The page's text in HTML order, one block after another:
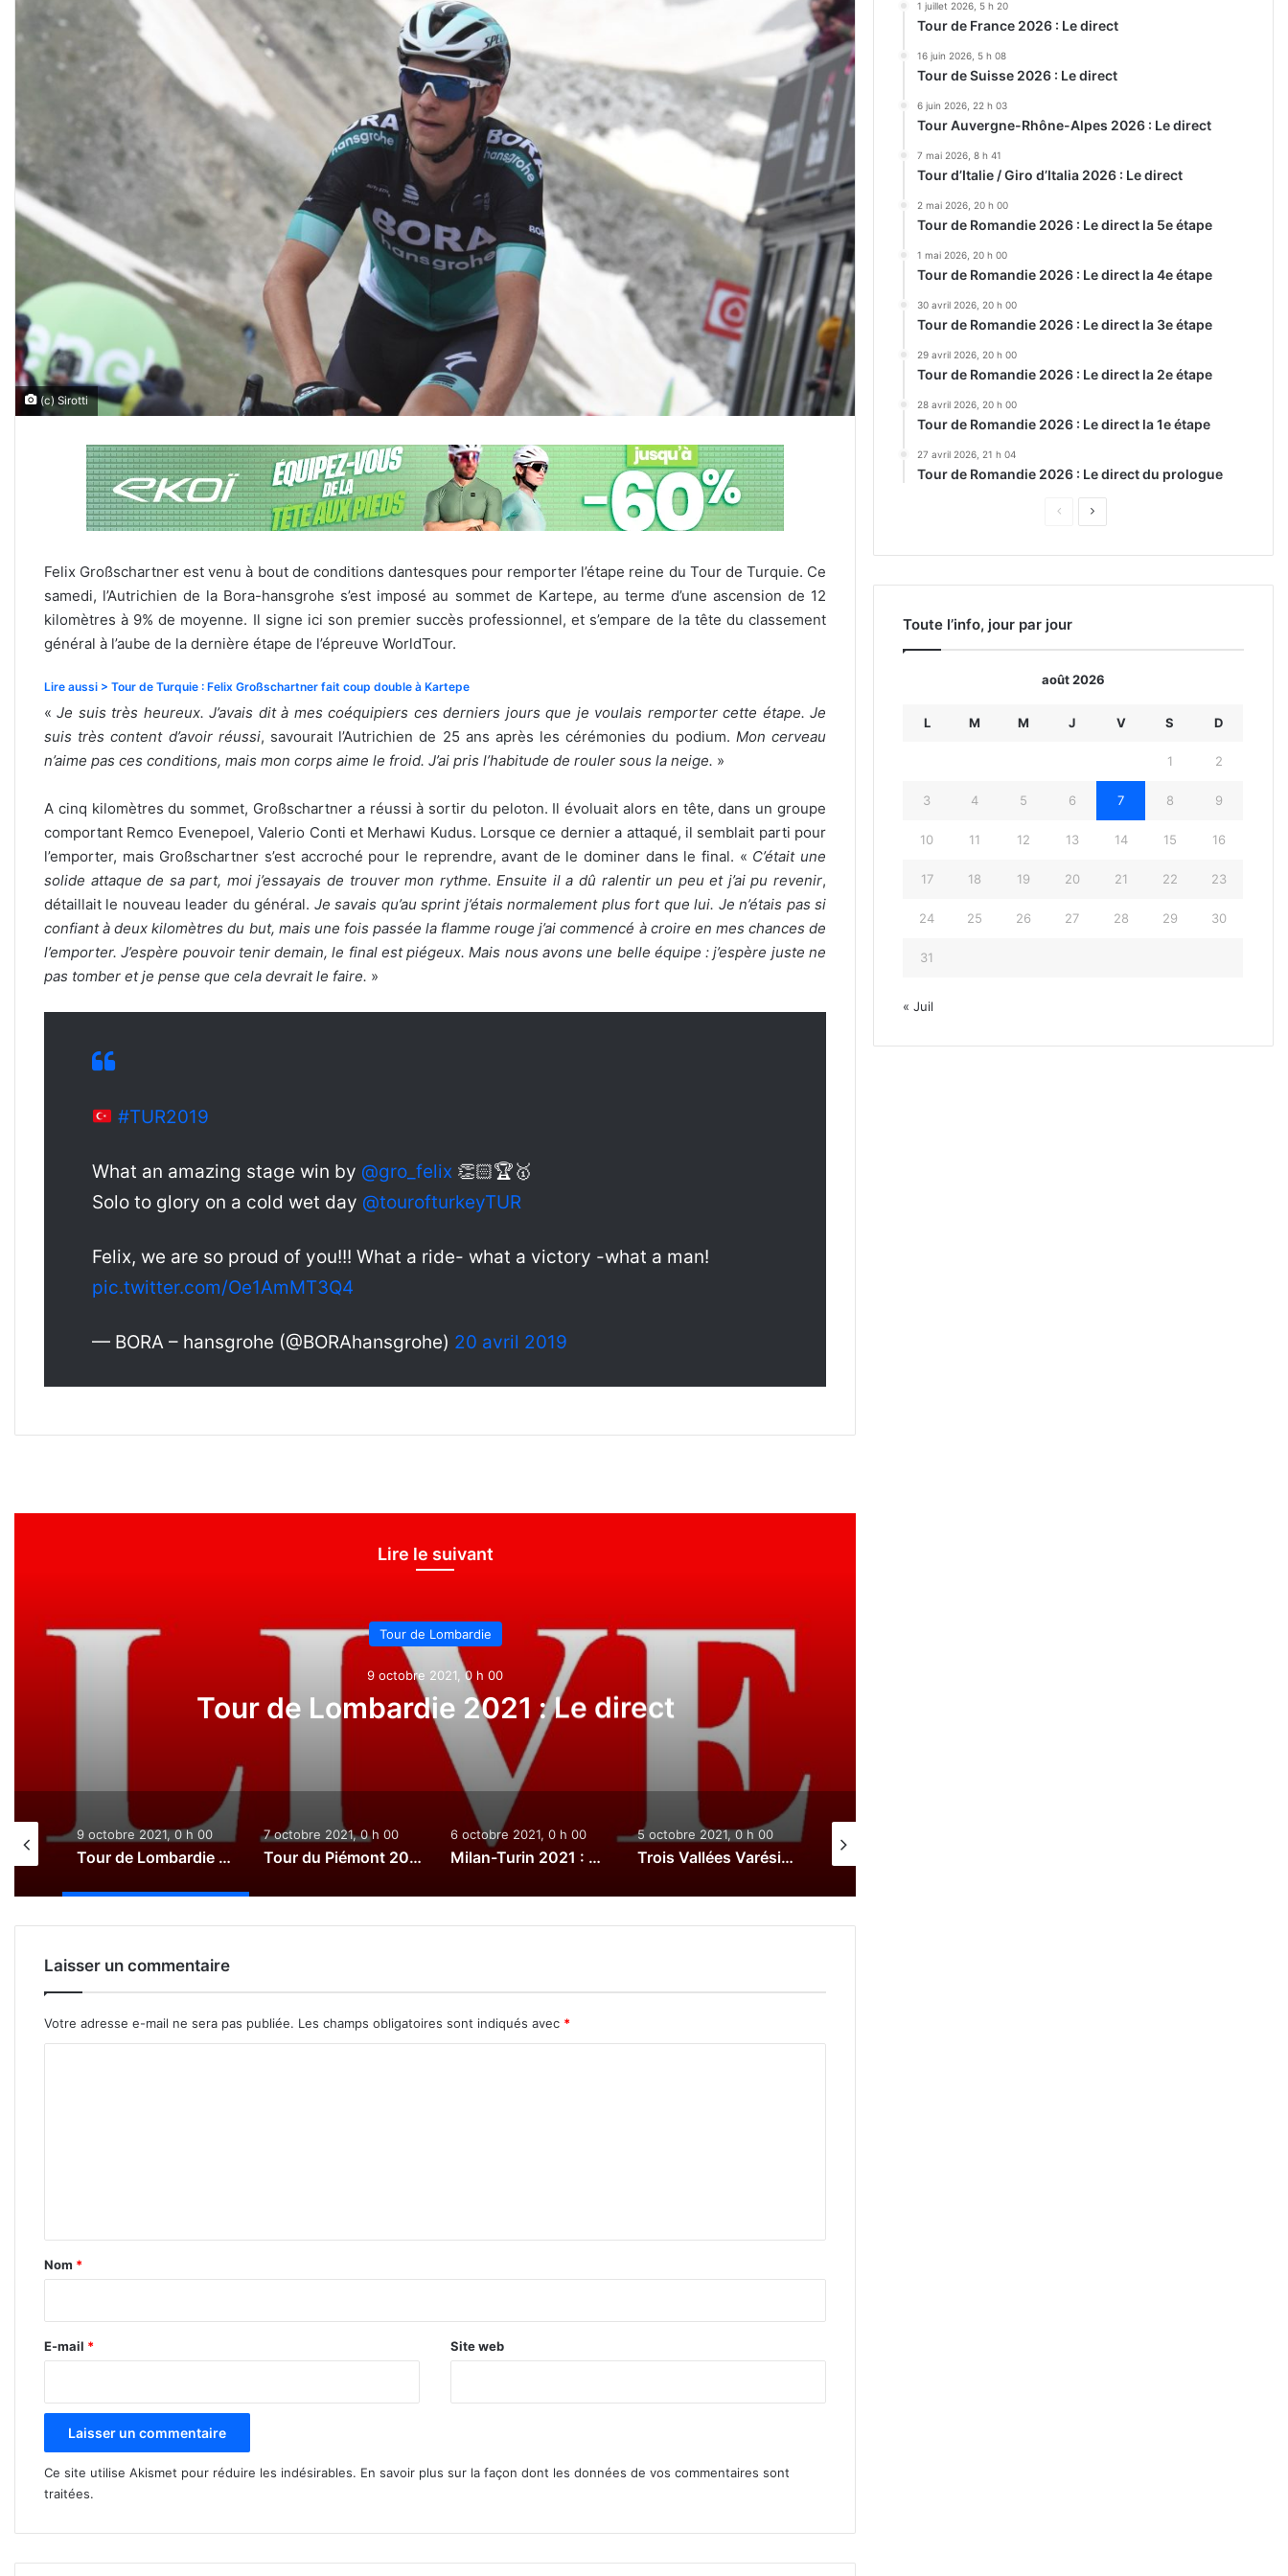
(c) Sirotti
Felix Großschartner est venu à bout de conditions dantesques pour remporter l’étape reine du Tour de Turquie. Ce
samedi, l’Autrichien de la Bora-hansgrohe s’est imposé au sommet de Kartepe, au terme d’une ascension de 12
kilomètres à 9% de moyenne. Il signe ici son premier succès professionnel, et s’empare de la tête du classement
général à l’aube de la dernière étape de l’épreuve WorldTour.
Lire aussi > Tour de Turquie : Felix Großschartner fait coup double à Kartepe
«Je suis très heureux. J’avais dit à mes coéquipiers ces derniers jours que je voulais remporter cette étape. Je
suis très content d’avoir réussi, savourait l’Autrichien de 25 ans après les cérémonies du podium. Mon cerveau
n’aime pas ces conditions, mais mon corps aime le froid. J’ai pris l’habitude de rouler sous la neige. »
A cinq kilomètres du sommet, Großschartner a réussi à sortir du peloton. Il évoluait alors en tête, dans un groupe
comportant Remco Evenepoel, Valerio Conti et Merhawi Kudus. Lorsque ce dernier a attaqué, il semblait parti pour
l’emporter, mais Großschartner s’est accroché pour le reprendre, avant de le dominer dans le final. « C’était une
solide attaque de sa part, moi j’essayais de trouver mon rythme. Ensuite il a dû ralentir un peu et j’ai pu revenir,
détaillait le nouveau leader du général. Je savais qu’au sprint j’étais normalement plus fort que lui. Je n’étais pas si
confiant à deux kilomètres du but, mais une fois passée la flamme rouge j’ai commencé à croire en mes chances de
l’emporter. J’espère pouvoir tenir demain, le final est piégeux. Mais nous avons une belle équipe : j’espère juste ne
pas tomber et je pense que cela devrait le faire. »
#TUR2019
What an amazing stage win by @gro_felix 👏🏻🏆🥇
Solo to glory on a cold wet day @tourofturkeyTUR
Felix, we are so proud of you!!! What a ride- what a victory -what a man!
pic.twitter.com/Oe1AmMT3Q4
— BORA – hansgrohe (@BORAhansgrohe) 20 avril 2019
Lire le suivant
Tour de Lombardie
9 octobre 2021, 0 h 00
Tour de Lombardie 2021 : Le direct
9 octobre 2021, 0 h 00
Tour de Lombardie 2021 : Le direct
7 octobre 2021, 0 h 00
Tour du Piémont 2021 : Le direct
6 octobre 2021, 0 h 00
Milan-Turin 2021 : Le direct
5 octobre 2021, 0 h 00
Trois Vallées Varésines 2021 : Le direct
Laisser un commentaire
Votre adresse e-mail ne sera pas publiée. Les champs obligatoires sont indiqués avec *
a
e
Nom *
E-mail * Site web
Ce site utilise Akismet pour réduire les indésirables. En savoir plus sur la façon dont les données de vos commentaires sont
traitées.
1 juillet 2026, 5 h 20
Tour de France 2026 : Le direct
16 juin 2026, 5 h 08
Tour de Suisse 2026 : Le direct
6 juin 2026, 22 h 03
Tour Auvergne-Rhône-Alpes 2026 : Le direct
7 mai 2026, 8 h 41
Tour d’Italie / Giro d’Italia 2026 : Le direct
2 mai 2026, 20 h 00
Tour de Romandie 2026 : Le direct la 5e étape
1 mai 2026, 20 h 00
Tour de Romandie 2026 : Le direct la 4e étape
30 avril 2026, 20 h 00
Tour de Romandie 2026 : Le direct la 3e étape
29 avril 2026, 20 h 00
Tour de Romandie 2026 : Le direct la 2e étape
28 avril 2026, 20 h 00
Tour de Romandie 2026 : Le direct la 1e étape
27 avril 2026, 21 h 04
Tour de Romandie 2026 : Le direct du prologue
Page
Page
Toute l’info, jour par jour
août 2026
L M M J V S D
1 2
3 4 5 6 7 8 9
10 11 12 13 14 15 16
17 18 19 20 21 22 23
24 25 26 27 28 29 30
31
« Juil